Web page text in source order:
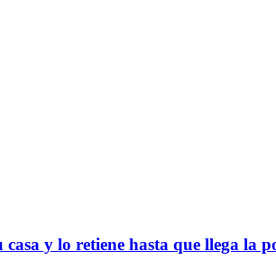
y lo retiene hasta que llega la